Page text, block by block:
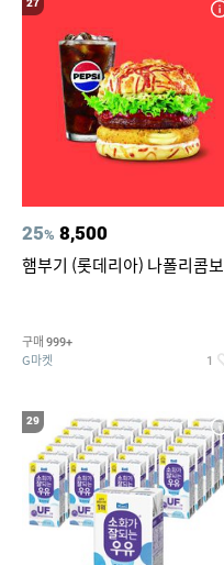
25% 8,500
햄부기 (롯데리아) 나폴리콤보
구매 999+
G마켓 1
29